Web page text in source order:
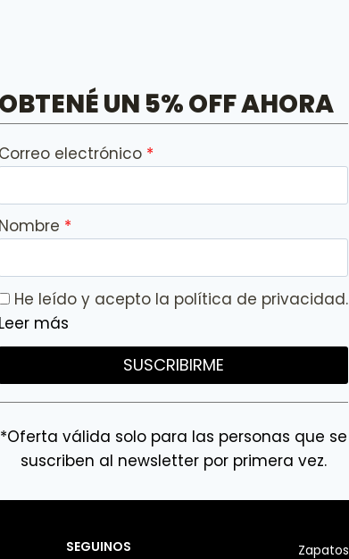
OBTENÉ UN 5% OFF AHORA
Correo electrónico
Nombre
He leído y acepto la política de privacidad.
Leer más
SUSCRIBIRME
*Oferta válida solo para las personas que se
suscriben al newsletter por primera vez.
SEGUINOS Zapatos